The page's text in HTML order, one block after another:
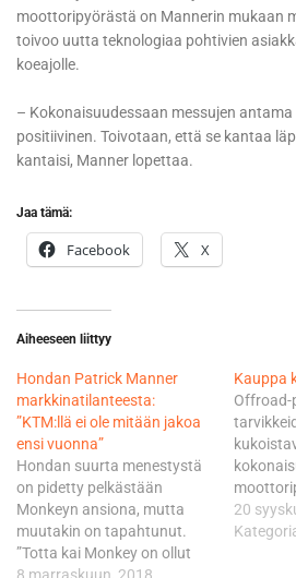
moottoripyörästä on Mannerin mukaan
toivoo uutta teknologiaa pohtivien
koeajolle.
– Kokonaisuudessaan messujen
positiivinen. Toivotaan, että se kantaa
kantaisi, Manner lopettaa.
Jaa tämä:
Facebook X
Aiheeseen liittyy
Hondan Patrick Manner
markkinatilanteesta:
”KTM:llä ei ole mitään jakoa
ensi vuonna”
Hondan suurta menestystä
on pidetty pelkästään
Monkeyn ansiona, mutta
muutakin on tapahtunut.
”Totta kai Monkey on ollut
Kauppa
Offroad-
Offroad-
20